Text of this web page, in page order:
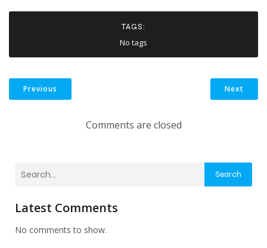
TAGS:
No tags
Previous Next
Comments are closed
Search
Latest Comments
No comments to show.